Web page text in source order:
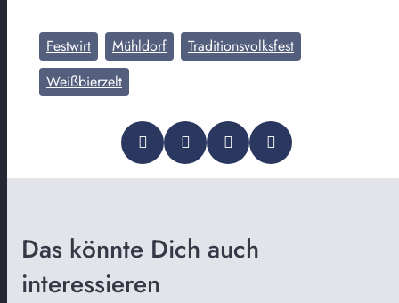
Festwirt Mühldorf
Traditionsvolksfest
Weißbierzelt
Das könnte Dich auch
interessieren